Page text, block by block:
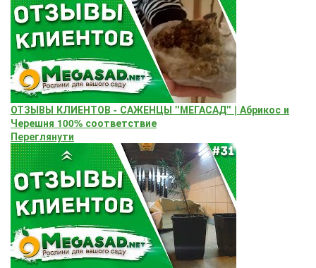
ОТЗЫВЫ КЛИЕНТОВ - САЖЕНЦЫ "МЕГАСАД" | Абрикос и
Черешня 100% соответствие
Переглянути